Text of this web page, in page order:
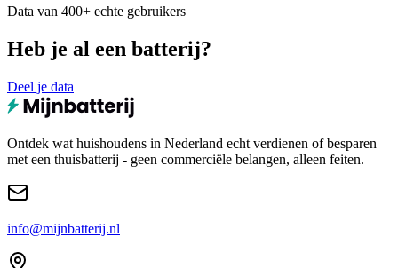
Data van 400+ echte gebruikers
Heb je al een batterij?
Deel je data
Ontdek wat huishoudens in Nederland echt verdienen of besparen
met een thuisbatterij - geen commerciële belangen, alleen feiten.
info@mijnbatterij.nl